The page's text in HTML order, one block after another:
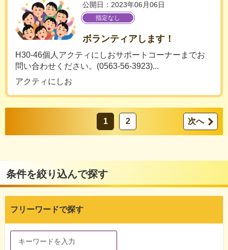
公開日：2023年06月06日
指定なし
ボランティアします！
H30-46個人アクティにしおサポートコーナーまでお
問い合わせください。(0563-56-3923)...
アクティにしお
1 2 次へ
条件を絞り込んで探す
フリーワードで探す